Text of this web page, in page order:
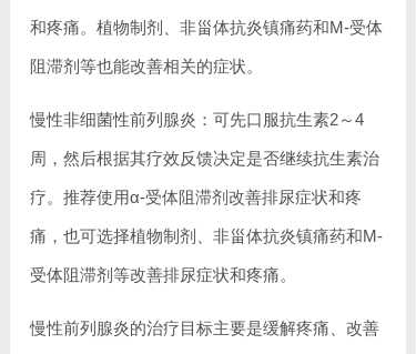
和疼痛。植物制剂、非甾体抗炎镇痛药和M-受体
阻滞剂等也能改善相关的症状。
慢性非细菌性前列腺炎：可先口服抗生素2～4
周，然后根据其疗效反馈决定是否继续抗生素治
疗。推荐使用α-受体阻滞剂改善排尿症状和疼
痛，也可选择植物制剂、非甾体抗炎镇痛药和M-
受体阻滞剂等改善排尿症状和疼痛。
慢性前列腺炎的治疗目标主要是缓解疼痛、改善